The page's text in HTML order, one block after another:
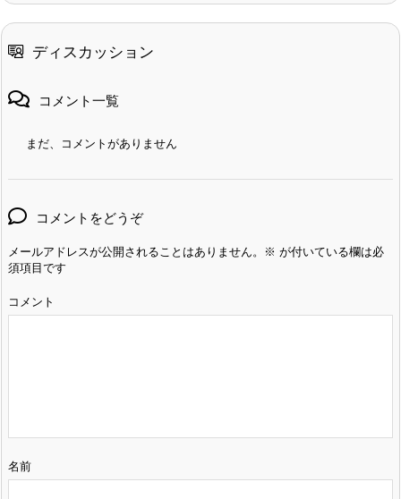
ディスカッション
コメント一覧
まだ、コメントがありません
コメントをどうぞ
メールアドレスが公開されることはありません。 ※ が付いている欄は必
須項目です
コメント
名前